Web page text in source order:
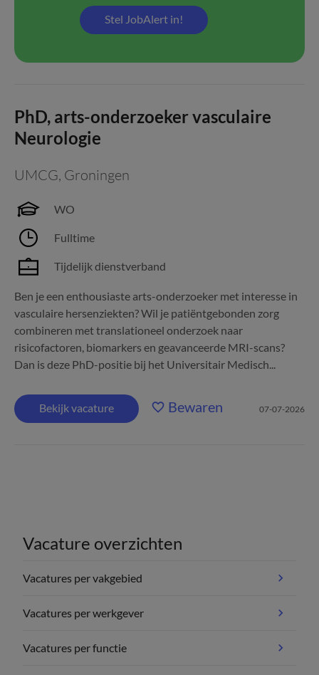
Stel JobAlert in!
PhD, arts-onderzoeker vasculaire
Neurologie
UMCG, Groningen
WO
Fulltime
Tijdelijk dienstverband
Ben je een enthousiaste arts-onderzoeker met interesse in
vasculaire hersenziekten? Wil je patiëntgebonden zorg
combineren met translationeel onderzoek naar
risicofactoren, biomarkers en geavanceerde MRI-scans?
Dan is deze PhD-positie bij het Universitair Medisch...
Bekijk vacature Bewaren 07-07-2026
Vacature overzichten
Vacatures per vakgebied
Vacatures per werkgever
Vacatures per functie